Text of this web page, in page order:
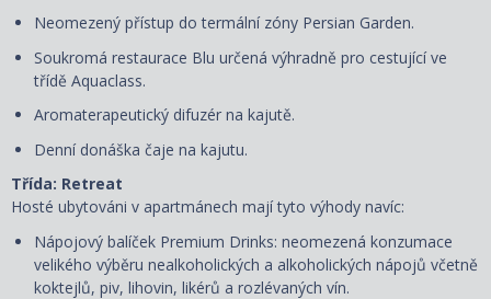
Neomezený přístup do termální zóny Persian Garden.
Soukromá restaurace Blu určená výhradně pro cestující ve
třídě Aquaclass.
Aromaterapeutický difuzér na kajutě.
Denní donáška čaje na kajutu.
Třída: Retreat
Hosté ubytováni v apartmánech mají tyto výhody navíc:
Nápojový balíček Premium Drinks: neomezená konzumace
velikého výběru nealkoholických a alkoholických nápojů včetně
koktejlů, piv, lihovin, likérů a rozlévaných vín.